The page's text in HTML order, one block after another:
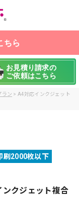
ちら
お見積り請求の
ご依頼はこちら
ラン > A4対応インクジェット
刷2000枚以下
クジェット複合